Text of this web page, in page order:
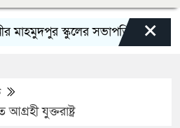
স্কুলের সভাপতি হলেন গোবিন্দ
×
যুক্তরাষ্ট্র